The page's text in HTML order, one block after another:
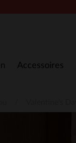
Accessoires